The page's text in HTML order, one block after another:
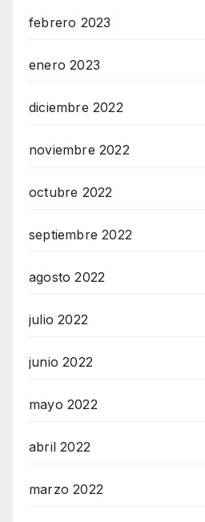
febrero 2023
enero 2023
diciembre 2022
noviembre 2022
octubre 2022
septiembre 2022
agosto 2022
julio 2022
junio 2022
mayo 2022
abril 2022
marzo 2022